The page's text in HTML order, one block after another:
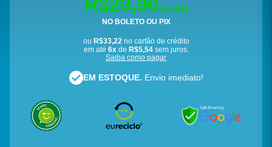
(Cada)
NO BOLETO OU PIX
ou R$33,22 no cartão de crédito
em até 6xde R$5,54sem juros.
Saiba como pagar
EM ESTOQUE. Envio imediato!